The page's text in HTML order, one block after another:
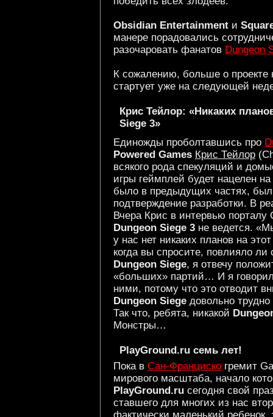
Obsidian Entertainment и
манере порадовались
разочаровать фанатов Dungeon
К сожалению, больше о проекте
стартует уже на следующей
Крис Тейлор: «Никаких
Siege 3»
Единожды проболтавшись про
Powered Games Крис Тейлор
всякого рода спекуляций и
игры геймплей будет нацелен
было в предыдущих частях,
подтверждение разработки. В
Вчера Крис в интервью
Dungeon Siege 3 не ведется.
у нас нет никаких планов на
когда вы спросите, повлияло ли
Dungeon Siege, я отвечу
«больших» партий… И я
ними, потому что это отводит
Dungeon Siege довольно трудно
Так что, ребята, никакой
Монстры…
PlayGround.ru семь лет!
Пока в Сан-Франциско гремит
мирового масштаба, начало
PlayGround.ru сегодня свой
ставшего для многих из нас